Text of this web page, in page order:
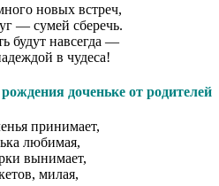
новых встреч,
— сумей сберечь.
будут навсегда —
в чудеса!
доченьке от родителей
принимает,
любимая,
вынимает,
милая,